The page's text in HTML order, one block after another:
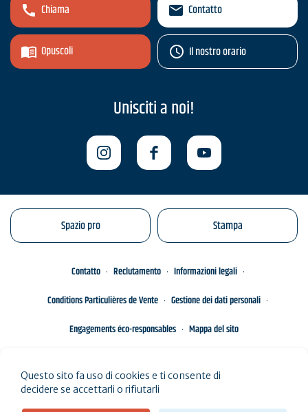
Chiama
Opuscoli
Contatto
Il nostro orario
Unisciti a noi!
Spazio pro Stampa
Contatto Reclutamento
Informazioni legali
Conditions Particulières de Vente
Gestione dei dati personali
Engagements éco-responsables
Mappa del sito
Questo sito fa uso di cookies e ti consente di
decidere se accettarli o rifiutarli